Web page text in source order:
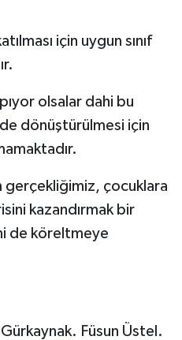
için uygun sınıf
olsalar dahi bu
dönüştürülmesi için
gerçekliğimiz, çocuklara
kazandırmak bir
de köreltmeye
Füsun Üstel.